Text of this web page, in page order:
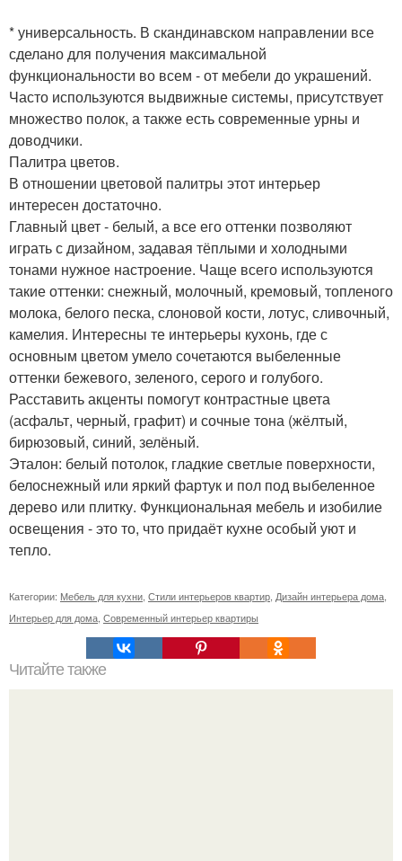
* универсальность. В скандинавском направлении все
сделано для получения максимальной
функциональности во всем - от мебели до украшений.
Часто используются выдвижные системы, присутствует
множество полок, а также есть современные урны и
доводчики.
Палитра цветов.
В отношении цветовой палитры этот интерьер
интересен достаточно.
Главный цвет - белый, а все его оттенки позволяют
играть с дизайном, задавая тёплыми и холодными
тонами нужное настроение. Чаще всего используются
такие оттенки: снежный, молочный, кремовый, топленого
молока, белого песка, слоновой кости, лотус, сливочный,
камелия. Интересны те интерьеры кухонь, где с
основным цветом умело сочетаются выбеленные
оттенки бежевого, зеленого, серого и голубого.
Расставить акценты помогут контрастные цвета
(асфальт, черный, графит) и сочные тона (жёлтый,
бирюзовый, синий, зелёный.
Эталон: белый потолок, гладкие светлые поверхности,
белоснежный или яркий фартук и пол под выбеленное
дерево или плитку. Функциональная мебель и изобилие
освещения - это то, что придаёт кухне особый уют и
тепло.
Категории: Мебель для кухни Стили интерьеров квартир Дизайн интерьера дома
Интерьер для дома Современный интерьер квартиры
Читайте также